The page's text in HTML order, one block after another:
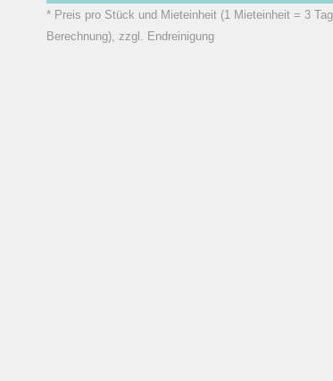
* Preis pro Stück und Mieteinheit (1 Mieteinheit = 3
Berechnung), zzgl. Endreinigung